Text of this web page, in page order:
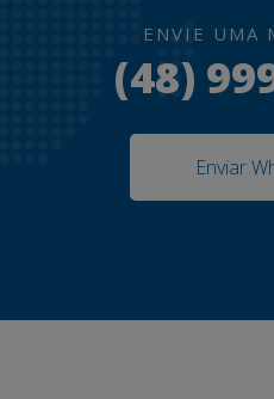
ENVIE UMA
(48)
Enviar